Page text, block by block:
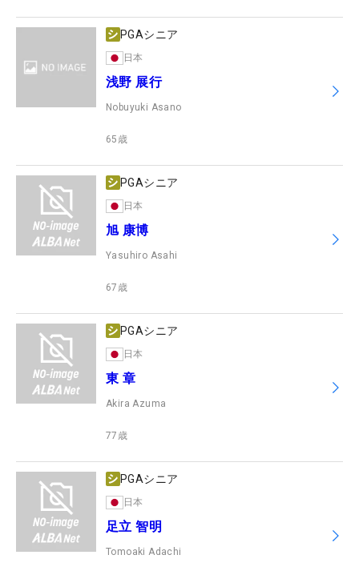
PGAシニア
日本
浅野 展行
Nobuyuki Asano
65 歳
PGAシニア
日本
旭 康博
Yasuhiro Asahi
67 歳
PGAシニア
日本
東 章
Akira Azuma
77 歳
PGAシニア
日本
足立 智明
Tomoaki Adachi